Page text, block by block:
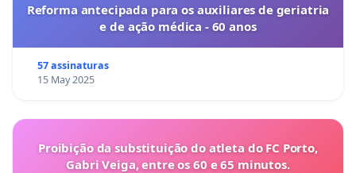
Reforma antecipada para os auxiliares de geriatria
e de ação médica - 60 anos
57 assinaturas
15 May 2025
Proibição da substituição do atleta do FC Porto,
Gabri Veiga, entre os 60 e 65 minutos.